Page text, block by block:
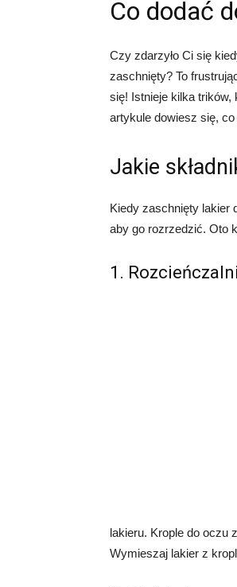
Co dodać
Czy zdarzyło Ci się
zaschnięty? To
się! Istnieje kilka
artykule dowiesz się,
Jakie
Kiedy zaschnięty lakier
aby go rozrzedzić. Oto
1.
lakieru. Krople do oczu
Wymieszaj lakier z